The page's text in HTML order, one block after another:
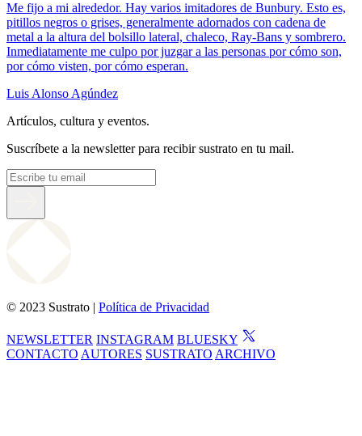
Me fijo a mi alrededor. Hay varios imitadores de Bunbury. Esto es,
pitillos negros o grises, generalmente adornados con cadena de
metal a la altura del bolsillo lateral, chaleco, Ray-Bans y sombrero.
Inmediatamente me culpo por juzgar a las personas por cómo son,
por cómo visten, por cómo esperan.
Luis Alonso Agúndez
Artículos, cultura y eventos.
Suscríbete a la newsletter para recibir sustrato en tu mail.
© 2023 Sustrato | Política de Privacidad
NEWSLETTER INSTAGRAM BLUESKY
CONTACTO AUTORES SUSTRATO ARCHIVO